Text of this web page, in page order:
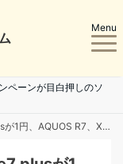
Menu
ペーンが目白押しのソ
【6月末まで】AQUOS sense7 plusが1円、AQUOS R7、Xiaomi 12T Pro実質24など、スマホセール人気TOP3をご紹介。